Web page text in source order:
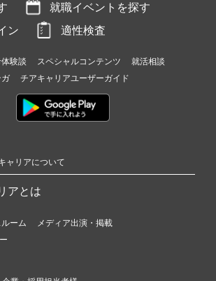
就職イベントを探す
ン
適性検査
験談 スペシャルコンテンツ
就活相談
チアキャリアユーザーガイド
ャリアについて
アとは
ーム
メディア出演・掲載